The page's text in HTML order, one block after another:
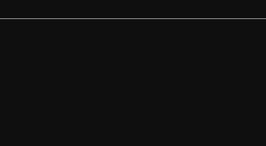
deine Lieblingsradiosendung verzichten. Alternativ